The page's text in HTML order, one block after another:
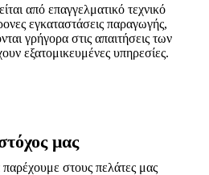
από επαγγελματικό τεχνικό
εγκαταστάσεις παραγωγής,
γρήγορα στις απαιτήσεις των
εξατομικευμένες υπηρεσίες.
μας
παρέχουμε στους πελάτες μας